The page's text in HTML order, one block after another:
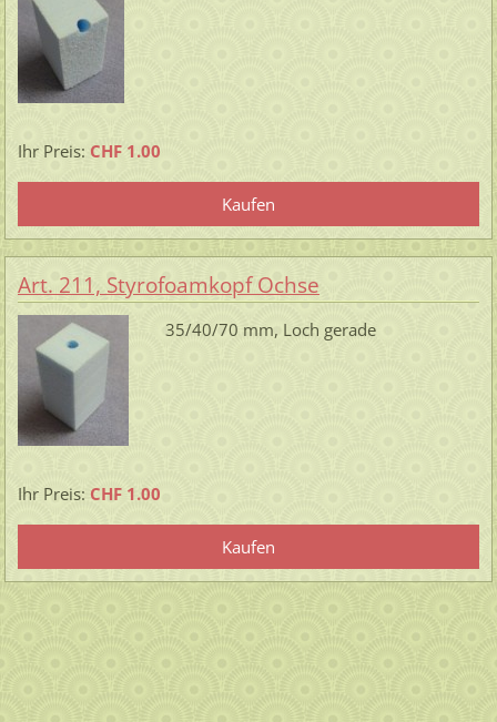
Ihr Preis: CHF 1.00
Art. 211, Styrofoamkopf Ochse
35/40/70 mm, Loch gerade
Ihr Preis: CHF 1.00